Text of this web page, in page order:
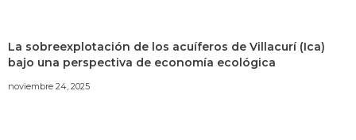
La sobreexplotación de los acuíferos de Villacurí (Ica)
bajo una perspectiva de economía ecológica
noviembre 24, 2025